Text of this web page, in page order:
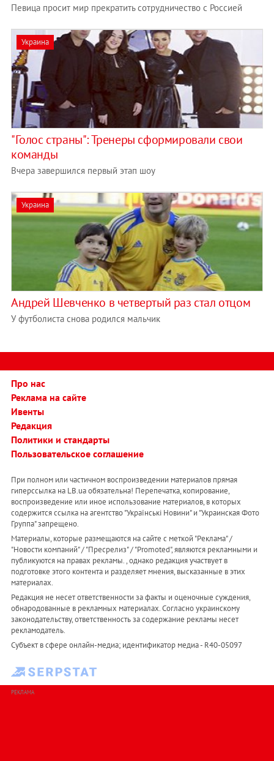
Певица просит мир прекратить сотрудничество с Россией
Украина
"Голос страны": Тренеры сформировали свои
команды
Вчера завершился первый этап шоу
Украина
Андрей Шевченко в четвертый раз стал отцом
У футболиста снова родился мальчик
Про нас
Реклама на сайте
Ивенты
Редакция
Политики и стандарты
Пользовательское соглашение
При полном или частичном воспроизведении материалов прямая
гиперссылка на LB.ua обязательна! Перепечатка, копирование,
воспроизведение или иное использование материалов, в которых
содержится ссылка на агентство "Українськi Новини" и "Украинская Фото
Группа" запрещено.
Материалы, которые размещаются на сайте с меткой "Реклама" /
"Новости компаний" / "Пресрелиз" / "Promoted", являются рекламными и
публикуются на правах рекламы. , однако редакция участвует в
подготовке этого контента и разделяет мнения, высказанные в этих
материалах.
Редакция не несет ответственности за факты и оценочные суждения,
обнародованные в рекламных материалах. Согласно украинскому
законодательству, ответственность за содержание рекламы несет
рекламодатель.
Субъект в сфере онлайн-медиа; идентификатор медиа - R40-05097
РЕКЛАМА